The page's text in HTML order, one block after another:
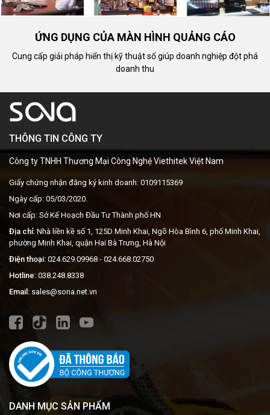
ỨNG DỤNG CỦA MÀN HÌNH QUẢNG CÁO
Cung cấp giải pháp hiển thị kỹ thuật số giúp doanh nghiệp đột phá
doanh thu
THÔNG TIN CÔNG TY
Công ty TNHH Thương Mại Công Nghệ Viethitek Việt Nam
Giấy chứng nhận đăng ký kinh doanh: 0109115369
Ngày cấp: 05/03/2020.
Nơi cấp: Sở Kế Hoạch Đầu Tư Thành phố HN
Địa chỉ: Nhà liền kề số 1, 125D Minh Khai, Ngõ Hòa Bình 6, phố Minh Khai,
phường Minh Khai, quận Hai Bà Trưng, Hà Nội
Điện thoại: 024.629.09968 - 024.668.02750
Hotline: 038.248.8338
Email: sales@sona.net.vn
DANH MỤC SẢN PHẨM